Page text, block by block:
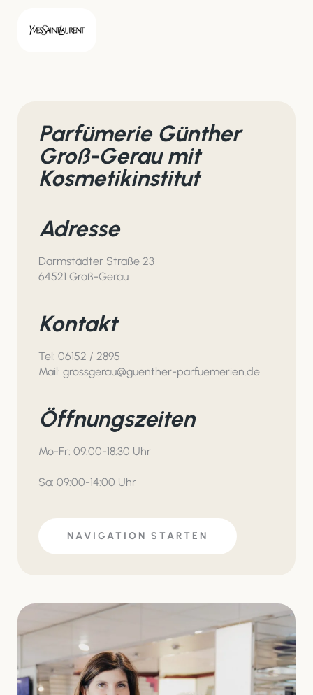
Parfümerie Günther
Groß-Gerau mit
Kosmetikinstitut
Adresse
Darmstädter Straße 23
64521 Groß-Gerau
Kontakt
Tel: 06152 / 2895
Mail: grossgerau@guenther-parfuemerien.de
Öffnungszeiten
Mo-Fr: 09:00-18:30 Uhr
Sa: 09:00-14:00 Uhr
NAVIGATION STARTEN